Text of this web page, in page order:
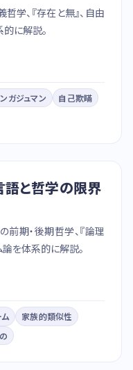
学、『存在と無』、自由
に解説。
ガジュマン
自己欺瞞
語と哲学の限界
前期・後期哲学、『論理
論を体系的に解説。
家族的類似性